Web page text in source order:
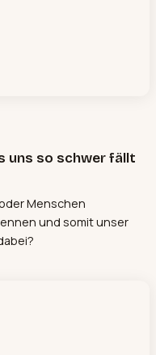
uns so schwer fällt
Menschen
und somit unser